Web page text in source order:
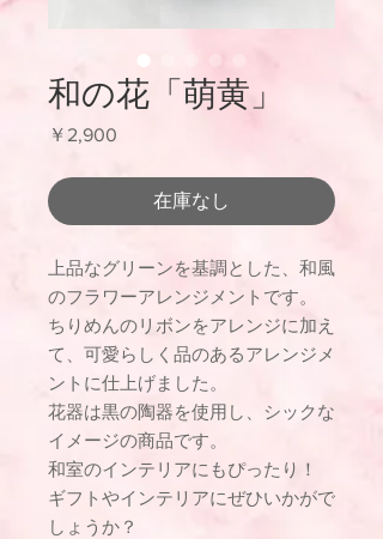
和の花「萌黄」
￥2,900
在庫なし
上品なグリーンを基調とした、和風
のフラワーアレンジメントです。
ちりめんのリボンをアレンジに加え
て、可愛らしく品のあるアレンジメ
ントに仕上げました。
花器は黒の陶器を使用し、シックな
イメージの商品です。
和室のインテリアにもぴったり！
ギフトやインテリアにぜひいかがで
しょうか？